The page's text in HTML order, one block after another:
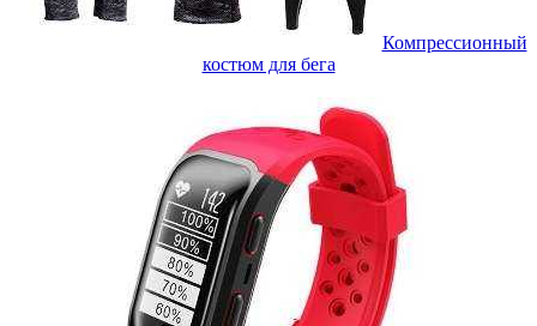
Компрессионный
костюм для бега